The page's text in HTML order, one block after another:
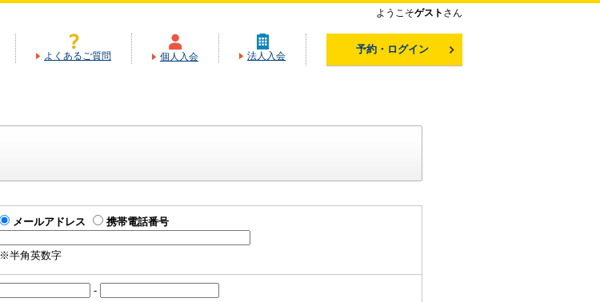
ようこそゲスト さん
よくあるご質問 個人入会 法人入会
予約・ログイン
メールアドレス 携帯電話番号
※半角英数字
-